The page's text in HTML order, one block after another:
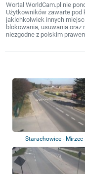
Wortal WorldCam.pl nie
Użytkowników zawarte
jakichkolwiek innych
blokowania, usuwania
niezgodne z polskim
Starachowice - Mirzec
Wierzbicka